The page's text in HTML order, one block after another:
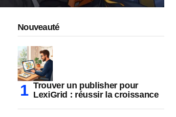
Nouveauté
Trouver un publisher pour
LexiGrid : réussir la croissance